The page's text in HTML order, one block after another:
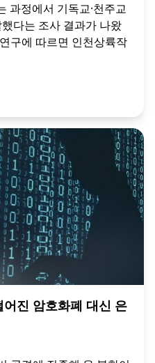
과정에서 기독교·천주교
다는 조사 결과가 나왔
구에 따르면 인천상륙작
진 암호화폐 대신 은